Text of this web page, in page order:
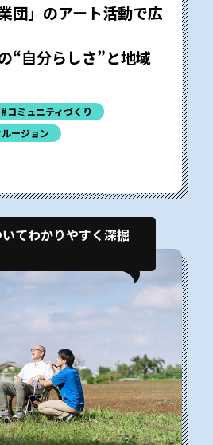
団」のアート活動で広
“自分らしさ”と地域
#コミュニティづくり
ージョン
いてわかりやすく深掘